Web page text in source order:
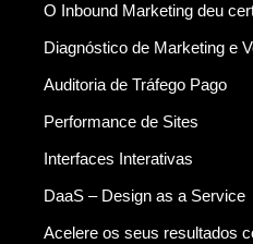
O Inbound Marketing deu
Diagnóstico de Marketing e
Auditoria de Tráfego Pago
Performance de Sites
Interfaces Interativas
DaaS – Design as a Service
Acelere os seus resultados